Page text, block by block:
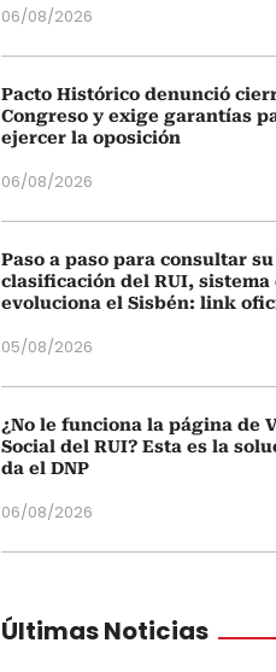
06/08/2026
Pacto Histórico denunció
Congreso y exige garantías
ejercer la oposición
06/08/2026
Paso a paso para consultar su
clasificación del RUI, sistema
evoluciona el Sisbén: link
05/08/2026
¿No le funciona la página de
Social del RUI? Esta es la
da el DNP
06/08/2026
Últimas Noticias